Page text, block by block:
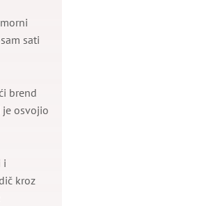
sati
brend
osvojio
i
kroz